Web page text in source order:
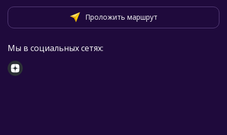
Проложить маршрут
Мы в социальных сетях: